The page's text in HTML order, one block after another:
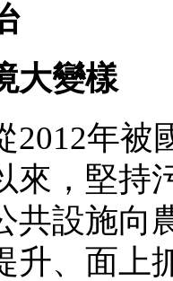
變樣
年被
來，堅持
共設施向
升、面上